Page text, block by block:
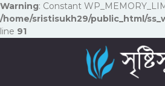
Warning: Constant
/home/sristisukh29/public_html/
line 91